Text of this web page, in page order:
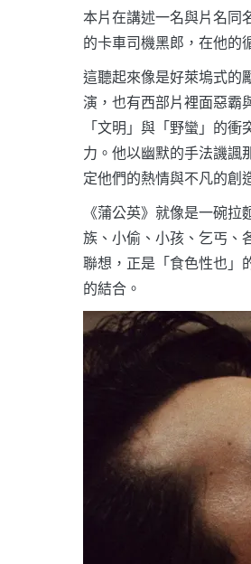
本片在講述一名與片名同
的卡車司機黑郎，在他的
這聽起來像是好萊塢式的
演，也有西部片裡面惡霸
「文明」與「野蠻」的
力。他以幽默的手法譏諷
定他們的熱情與不凡的創
《蒲公英》就像是一碗
族、小偷、小孩、乞丐、
聯想，正是「食色性也」
的結合。